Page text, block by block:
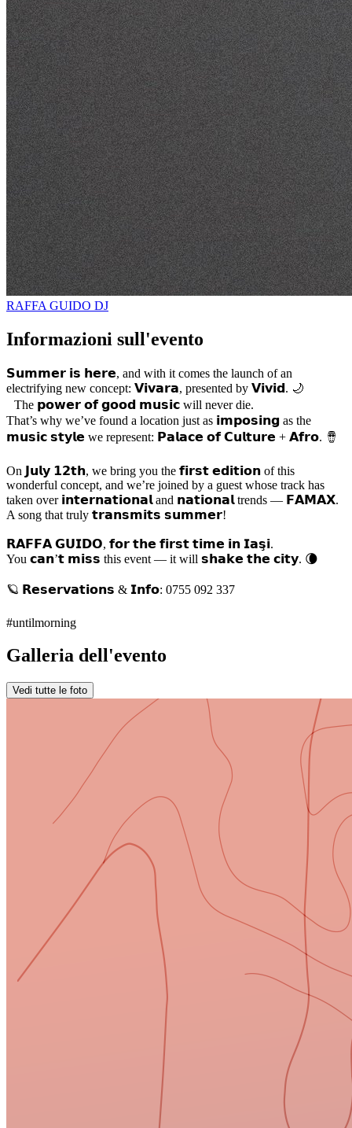
RAFFA GUIDO DJ
Informazioni sull'evento
𝗦𝘂𝗺𝗺𝗲𝗿 𝗶𝘀 𝗵𝗲𝗿𝗲, and with it comes the launch of an
electrifying new concept: 𝗩𝗶𝘃𝗮𝗿𝗮, presented by 𝗩𝗶𝘃𝗶𝗱. 🌙
The 𝗽𝗼𝘄𝗲𝗿 𝗼𝗳 𝗴𝗼𝗼𝗱 𝗺𝘂𝘀𝗶𝗰 will never die.
That’s why we’ve found a location just as 𝗶𝗺𝗽𝗼𝘀𝗶𝗻𝗴 as the
𝗺𝘂𝘀𝗶𝗰 𝘀𝘁𝘆𝗹𝗲 we represent: 𝗣𝗮𝗹𝗮𝗰𝗲 𝗼𝗳 𝗖𝘂𝗹𝘁𝘂𝗿𝗲 + 𝗔𝗳𝗿𝗼. 🪘
On 𝗝𝘂𝗹𝘆 𝟭𝟮𝘁𝗵, we bring you the 𝗳𝗶𝗿𝘀𝘁 𝗲𝗱𝗶𝘁𝗶𝗼𝗻 of this
wonderful concept, and we’re joined by a guest whose track has
taken over 𝗶𝗻𝘁𝗲𝗿𝗻𝗮𝘁𝗶𝗼𝗻𝗮𝗹 and 𝗻𝗮𝘁𝗶𝗼𝗻𝗮𝗹 trends — 𝗙𝗔𝗠𝗔𝗫.
A song that truly 𝘁𝗿𝗮𝗻𝘀𝗺𝗶𝘁𝘀 𝘀𝘂𝗺𝗺𝗲𝗿!
𝗥𝗔𝗙𝗙𝗔 𝗚𝗨𝗜𝗗𝗢, 𝗳𝗼𝗿 𝘁𝗵𝗲 𝗳𝗶𝗿𝘀𝘁 𝘁𝗶𝗺𝗲 𝗶𝗻 𝗜𝗮𝘀̧𝗶.
You 𝗰𝗮𝗻’𝘁 𝗺𝗶𝘀𝘀 this event — it will 𝘀𝗵𝗮𝗸𝗲 𝘁𝗵𝗲 𝗰𝗶𝘁𝘆. 🌘
🪐 𝗥𝗲𝘀𝗲𝗿𝘃𝗮𝘁𝗶𝗼𝗻𝘀 & 𝗜𝗻𝗳𝗼: 0755 092 337
#untilmorning
Galleria dell'evento
Vedi tutte le foto